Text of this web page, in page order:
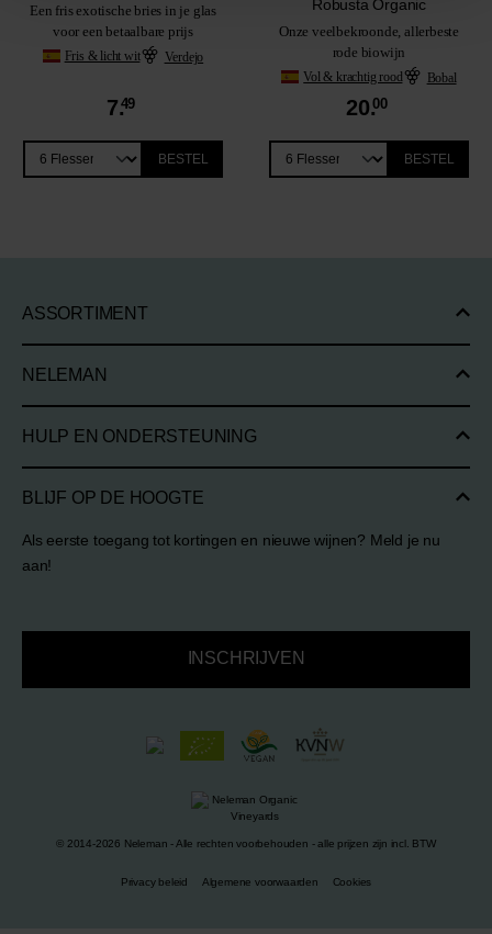
Een fris exotische bries in je glas
voor een betaalbare prijs
Fris & licht wit Verdejo
7.49
BESTEL
Robusta Organic
Onze veelbekroonde, allerbeste
rode biowijn
Vol & krachtig rood Bobal
20.00
BESTEL
ASSORTIMENT
NELEMAN
HULP EN ONDERSTEUNING
BLIJF OP DE HOOGTE
Als eerste toegang tot kortingen en nieuwe wijnen? Meld je nu
aan!
INSCHRIJVEN
© 2014-2026 Neleman - Alle rechten voorbehouden - alle prijzen zijn incl. BTW
Privacy beleid Algemene voorwaarden Cookies